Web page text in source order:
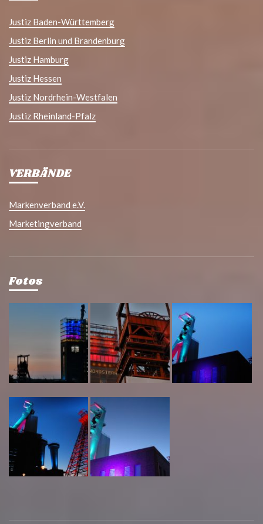
Justiz Baden-Württemberg
Justiz Berlin und Brandenburg
Justiz Hamburg
Justiz Hessen
Justiz Nordrhein-Westfalen
Justiz Rheinland-Pfalz
VERBÄNDE
Markenverband e.V.
Marketingverband
Fotos